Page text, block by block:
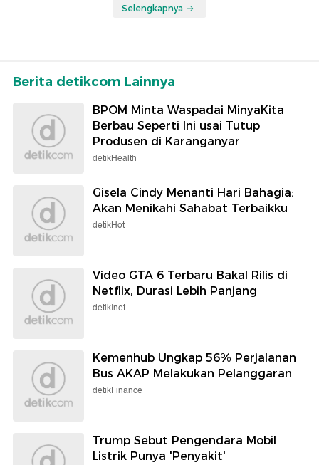
Selengkapnya
Berita detikcom Lainnya
BPOM Minta Waspadai MinyaKita
Berbau Seperti Ini usai Tutup
Produsen di Karanganyar
detikHealth
Gisela Cindy Menanti Hari Bahagia:
Akan Menikahi Sahabat Terbaikku
detikHot
Video GTA 6 Terbaru Bakal Rilis di
Netflix, Durasi Lebih Panjang
detikInet
Kemenhub Ungkap 56% Perjalanan
Bus AKAP Melakukan Pelanggaran
detikFinance
Trump Sebut Pengendara Mobil
Listrik Punya 'Penyakit'